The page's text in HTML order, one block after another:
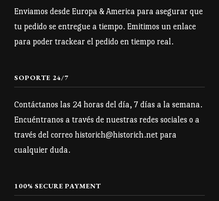
pueden
elegir
en
producto
pueden
elegir
en
producto
Enviamos desde Europa & America para asegurar que
tu pedido se entregue a tiempo. Emitimos un enlace
para poder trackear el pedido en tiempo real.
SOPORTE 24/7
Contáctanos las 24 horas del día, 7 días a la semana.
Encuéntranos a través de nuestras redes sociales o a
través del correo historich@historich.net para
cualquier duda.
100% SECURE PAYMENT